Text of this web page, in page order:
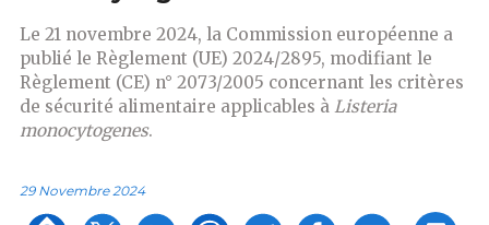
Le 21 novembre 2024, la Commission européenne a
publié le Règlement (UE) 2024/2895, modifiant le
Règlement (CE) n° 2073/2005 concernant les critères
de sécurité alimentaire applicables à Listeria
monocytogenes.
29 Novembre 2024